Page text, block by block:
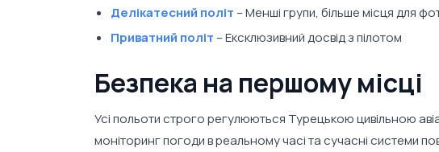
Делікатесний політ – Менші групи, більше місця для
Приватний політ – Ексклюзивний досвід з пілотом
Безпека на першому місці
Усі польоти строго регулюються Турецькою цивільною
моніторинг погоди в реальному часі та сучасні системи